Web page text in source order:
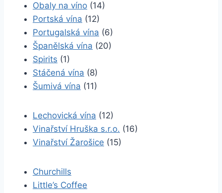
Obaly na víno (14)
Portská vína (12)
Portugalská vína (6)
Španělská vína (20)
Spirits (1)
Stáčená vína (8)
Šumivá vína (11)
Lechovická vína (12)
Vinařství Hruška s.r.o. (16)
Vinařství Žarošice (15)
Churchills
Little’s Coffee